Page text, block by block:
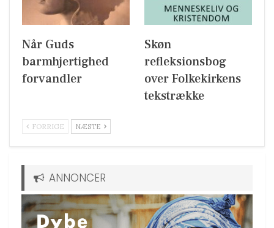
Når Guds
barmhjertighed
forvandler
Skøn
refleksionsbog
over Folkekirkens
tekstrække
FORRIGE NÆSTE
ANNONCER